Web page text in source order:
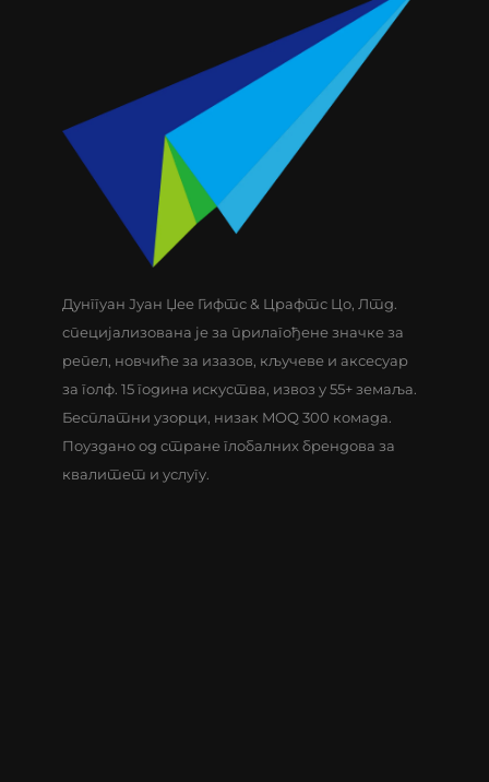
Дунггуан Јуан Џее Гифтс & Црафтс Цо, Лтд.
специјализована је за прилагођене значке за
репел, новчиће за изазов, кључеве и аксесуар
за голф. 15 година искуства, извоз у 55+ земаља.
Бесплатни узорци, низак MOQ 300 комада.
Поуздано од стране глобалних брендова за
квалитет и услугу.